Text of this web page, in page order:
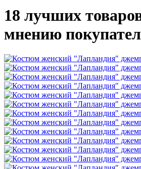
18 лучших
мнению